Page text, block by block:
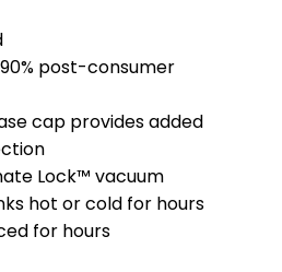
post-consumer
cap provides added
Lock™ vacuum
hot or cold for hours
for hours